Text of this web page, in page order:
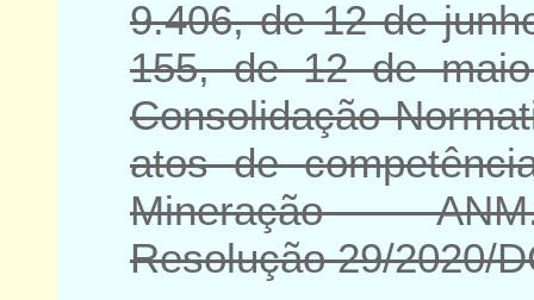
9.406, de 12 de
155, de 12 de
Consolidação
atos de
Mineração -
Resolução 29/2020/